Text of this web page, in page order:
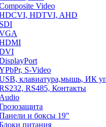
Video
HDTVI, AHD
SDI
S-Video
клавиатура,мышь, ИК
RS485, Контакты
и боксы 19"
питания